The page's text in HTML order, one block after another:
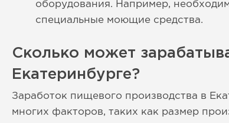
оборудования. Например,
специальные моющие средства.
Сколько может
Екатеринбурге?
Заработок пищевого производства в
многих факторов, таких как размер